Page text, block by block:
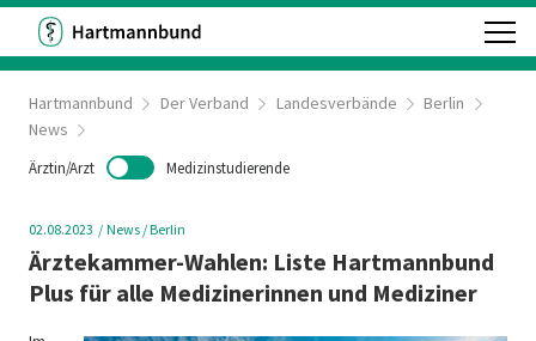
Hartmannbund Der Verband Landesverbände
Berlin
News
Ärztin/Arzt Medizinstudierende
02.08.2023 News / Berlin
Ärztekammer-Wahlen: Liste Hartmannbund
Plus für alle Medizinerinnen und Mediziner